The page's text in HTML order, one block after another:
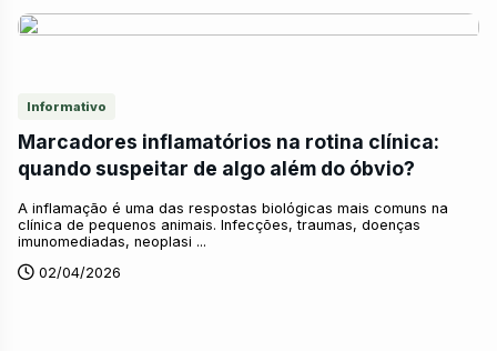
Informativo
Marcadores inflamatórios na rotina clínica:
quando suspeitar de algo além do óbvio?
A inflamação é uma das respostas biológicas mais comuns na
clínica de pequenos animais. Infecções, traumas, doenças
imunomediadas, neoplasi ...
02/04/2026